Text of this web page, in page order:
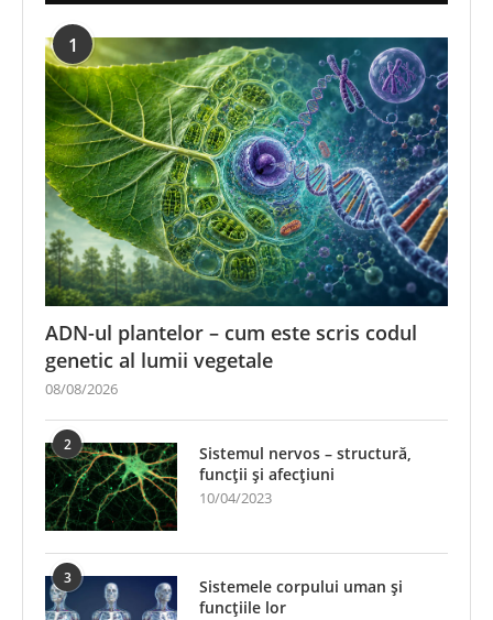
1
ADN-ul plantelor – cum este scris codul
genetic al lumii vegetale
08/08/2026
2
Sistemul nervos – structură,
funcții și afecțiuni
10/04/2023
3
Sistemele corpului uman și
funcțiile lor